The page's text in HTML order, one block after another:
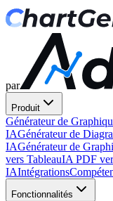
par
Produit
Générateur de
IAGénérateur de
IAGénérateur de
vers TableauIA PDF
IAIntégrations
Fonctionnalités